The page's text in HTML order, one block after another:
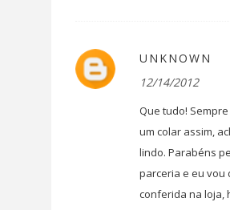
UNKNOWN
12/14/2012
Que tudo!
um colar assim,
lindo. Parabéns
parceria e eu vou
conferida na loja,